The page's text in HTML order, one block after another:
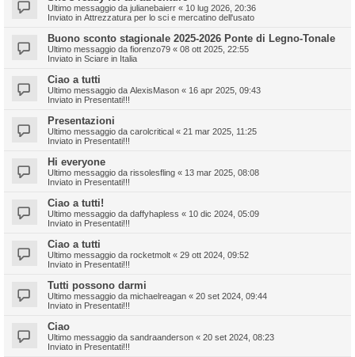
Ultimo messaggio da julianebaierr « 10 lug 2026, 20:36
Inviato in Attrezzatura per lo sci e mercatino dell'usato
Buono sconto stagionale 2025-2026 Ponte di Legno-Tonale
Ultimo messaggio da fiorenzo79 « 08 ott 2025, 22:55
Inviato in Sciare in Italia
Ciao a tutti
Ultimo messaggio da AlexisMason « 16 apr 2025, 09:43
Inviato in Presentati!!!
Presentazioni
Ultimo messaggio da carolcritical « 21 mar 2025, 11:25
Inviato in Presentati!!!
Hi everyone
Ultimo messaggio da rissolesfling « 13 mar 2025, 08:08
Inviato in Presentati!!!
Ciao a tutti!
Ultimo messaggio da daffyhapless « 10 dic 2024, 05:09
Inviato in Presentati!!!
Ciao a tutti
Ultimo messaggio da rocketmolt « 29 ott 2024, 09:52
Inviato in Presentati!!!
Tutti possono darmi
Ultimo messaggio da michaelreagan « 20 set 2024, 09:44
Inviato in Presentati!!!
Ciao
Ultimo messaggio da sandraanderson « 20 set 2024, 08:23
Inviato in Presentati!!!